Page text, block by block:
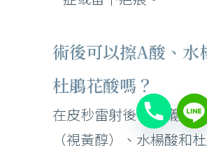
術後可以擦A酸、水
杜鵑花酸嗎？
在皮秒雷射後，建議避
（視黃醇）、水楊酸和